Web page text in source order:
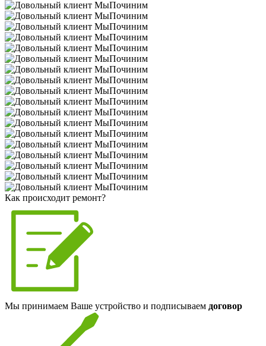
Как происходит ремонт?
Мы принимаем Ваше устройство и подписываем договор